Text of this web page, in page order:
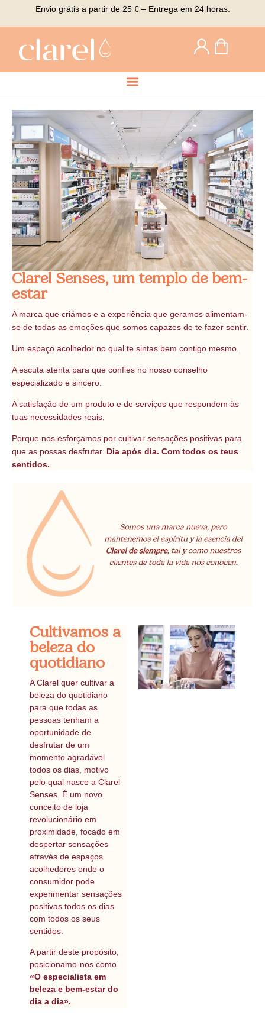
Envio grátis a partir de 25 € – Entrega em 24 horas.
Clarel Senses, um templo de bem-
estar
A marca que criámos e a experiência que geramos alimentam-
se de todas as emoções que somos capazes de te fazer sentir.
Um espaço acolhedor no qual te sintas bem contigo mesmo.
A escuta atenta para que confies no nosso conselho
especializado e sincero.
A satisfação de um produto e de serviços que respondem às
tuas necessidades reais.
Porque nos esforçamos por cultivar sensações positivas para
que as possas desfrutar. Dia após dia. Com todos os teus
sentidos.
Cultivamos a
beleza do
quotidiano
A Clarel quer cultivar a
beleza do quotidiano
para que todas as
pessoas tenham a
oportunidade de
desfrutar de um
momento agradável
todos os dias, motivo
pelo qual nasce a Clarel
Senses. É um novo
conceito de loja
revolucionário em
proximidade, focado em
despertar sensações
através de espaços
acolhedores onde o
consumidor pode
experimentar sensações
positivas todos os dias
com todos os seus
sentidos.
A partir deste propósito,
posicionamo-nos como
«O especialista em
beleza e bem-estar do
dia a dia».